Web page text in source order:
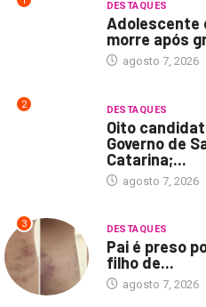
DESTAQUES
Adolescente
morre após
agosto 7, 2026
2 DESTAQUES
Oito
Governo de
Catarina;...
agosto 7, 2026
3 DESTAQUES
Pai é preso
filho de...
agosto 7, 2026